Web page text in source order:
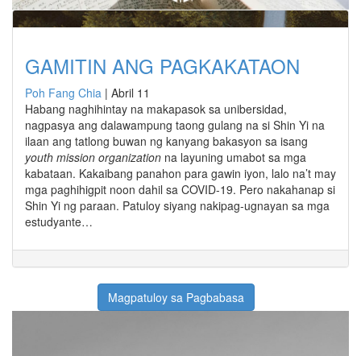
GAMITIN ANG PAGKAKATAON
Poh Fang Chia | Abril 11
Habang naghihintay na makapasok sa unibersidad,
nagpasya ang dalawampung taong gulang na si Shin Yi na
ilaan ang tatlong buwan ng kanyang bakasyon sa isang
youth mission organization na layuning umabot sa mga
kabataan. Kakaibang panahon para gawin iyon, lalo na’t may
mga paghihigpit noon dahil sa COVID-19. Pero nakahanap si
Shin Yi ng paraan. Patuloy siyang nakipag-ugnayan sa mga
estudyante…
Magpatuloy sa Pagbabasa